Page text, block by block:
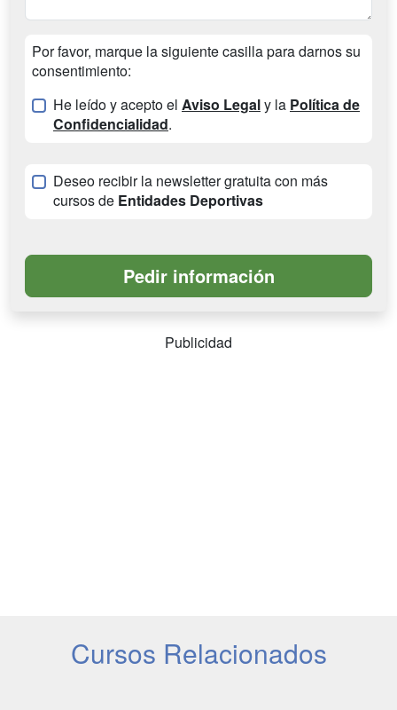
Por favor, marque la siguiente casilla para darnos su
consentimiento:
He leído y acepto el Aviso Legaly la Política de
Confidencialidad.
Deseo recibir la newsletter gratuita con más
cursos de Entidades Deportivas
Publicidad
Cursos Relacionados